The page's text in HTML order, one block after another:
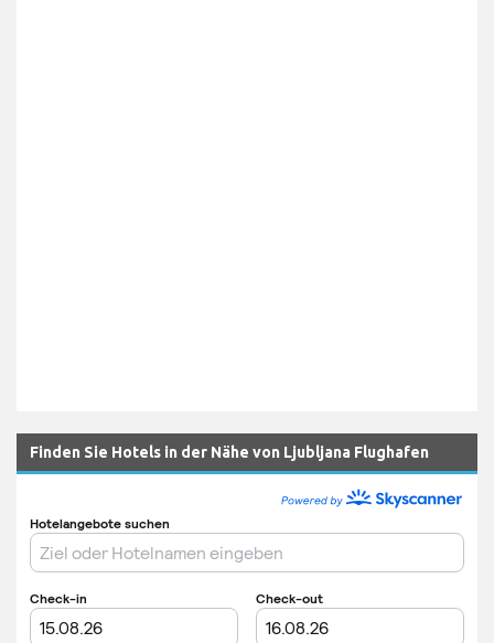
Finden Sie Hotels in der Nähe von Ljubljana Flughafen